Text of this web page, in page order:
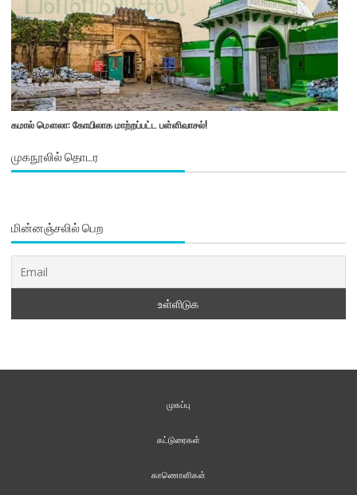
கமால் மௌலா: கோயிலாக மாற்றப்பட்ட பள்ளிவாசல்!
முகநூலில் தொடர
மின்னஞ்சலில் பெற
முகப்பு
கட்டுரைகள்
காணொளிகள்